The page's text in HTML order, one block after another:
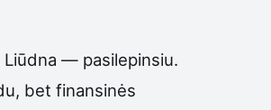
Liūdna — pasilepinsiu.
bet finansinės